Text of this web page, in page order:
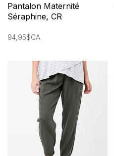
Pantalon Maternité
Séraphine, CR
94,95$CA